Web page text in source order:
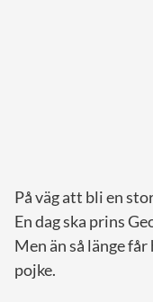
På väg att bli en
En dag ska prins
Men än så länge
pojke.